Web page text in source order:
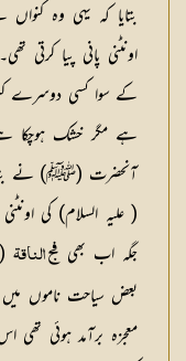
بتایا کہ یہی وہ
اونٹنی پانی پیا کرتی
کے سوا کسی دوسرے
ہے مگر خشک ہوچکا
آنحضرت (ﷺ) نے
( علیہ السلام) کی
جگہ اب بھیفج الناقۃ
بعض سیاحت ناموں
معجزہ برآمد ہوئی